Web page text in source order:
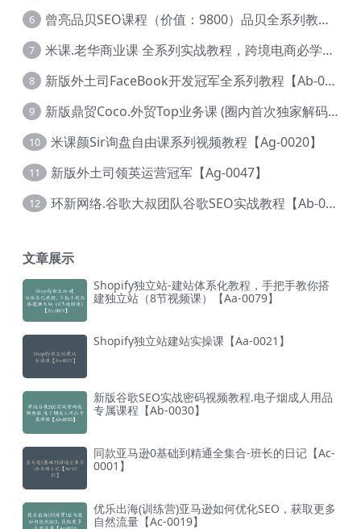
6 曾亮品贝SEO课程（价值：9800）品贝全系列教程 【Ab-0022】
7 米课.老华商业课 全系列实战教程，跨境电商必学，价值16900元【Ag-0053】
8 新版外土司FaceBook开发冠军全系列教程【Ab-0021】
9 新版鼎贸Coco.外贸Top业务课 (圈内首次独家解码|460节课)【Ag-0091】
10 米课颜Sir询盘自由课系列视频教程【Ag-0020】
11 新版外土司领英运营冠军【Ag-0047】
12 环新网络.谷歌大叔团队谷歌SEO实战教程【Ab-0024】
文章展示
Shopify独立站-建站体系化教程，手把手教你搭
建独立站（8节视频课）【Aa-0079】
Shopify独立站建站实操课【Aa-0021】
新版谷歌SEO实战密码视频教程.电子烟成人用品
专属课程【Ab-0030】
同款亚马逊0基础到精通全集合-班长的日记【Ac-
0001】
优乐出海(训练营)亚马逊如何优化SEO，获取更多
自然流量【Ac-0019】